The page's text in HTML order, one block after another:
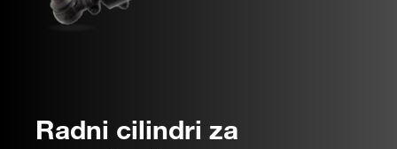
Radni cilindri za